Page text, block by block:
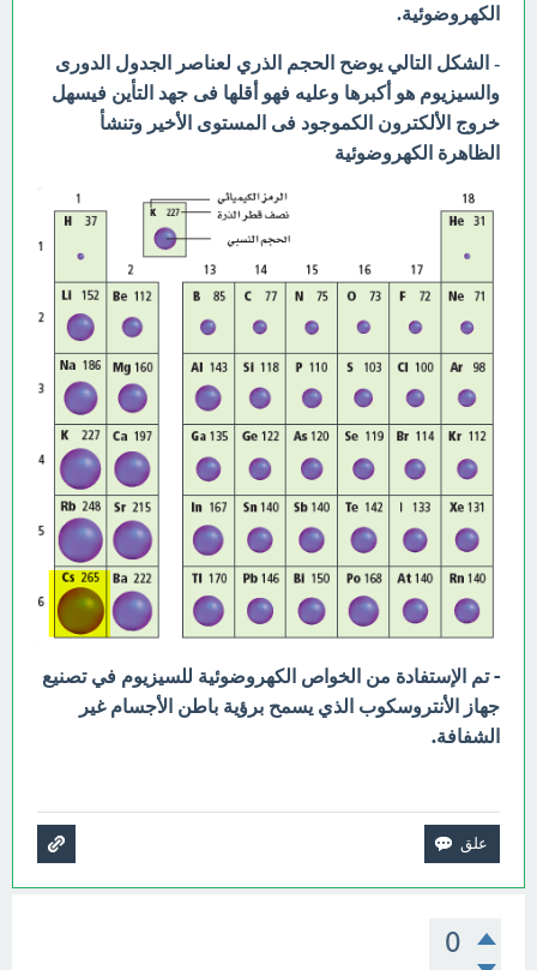
الكهروضوئية.
- الشكل التالي يوضح الحجم الذري لعناصر الجدول الدورى
والسيزيوم هو أكبرها وعليه فهو أقلها فى جهد التأين فيسهل
خروج الألكترون الكموجود فى المستوى الأخير وتنشأ
الظاهرة الكهروضوئية
- تم الإستفادة من الخواص الكهروضوئية للسيزيوم في تصنيع
جهاز الأنتروسكوب الذي يسمح برؤية باطن الأجسام غير
الشفافة.
0